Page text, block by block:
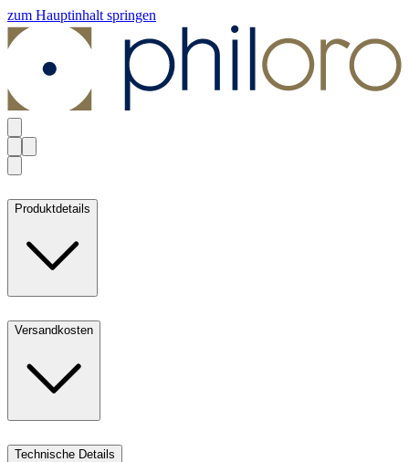
zum Hauptinhalt springen
Produktdetails
Versandkosten
Technische Details